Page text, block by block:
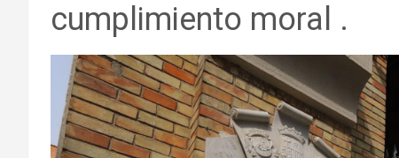
cumplimiento moral .